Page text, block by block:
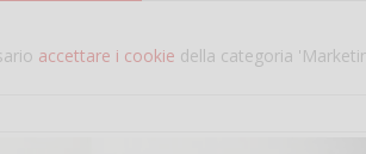
accettare i cookie della categoria